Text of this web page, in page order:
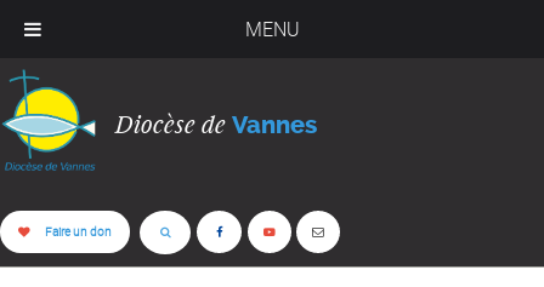
MENU
Diocèse de Vannes
Faire un don